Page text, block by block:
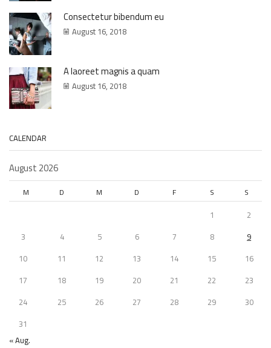
Consectetur bibendum eu
August 16, 2018
A laoreet magnis a quam
August 16, 2018
CALENDAR
August 2026
M D M D F S S
1
2
3
4 5 6 7 8
9
10
11 12 13 14 15
16
17
18 19 20 21 22
23
24
25 26 27 28 29
30
31
« Aug.